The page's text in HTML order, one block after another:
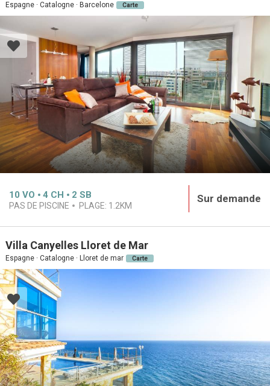
Espagne · Catalogne · Barcelone Carte
10 VO 4 CH 2 SB
PAS DE PISCINE PLAGE: 1.2KM
Sur demande
Villa Canyelles Lloret de Mar
Espagne · Catalogne · Lloret de mar Carte